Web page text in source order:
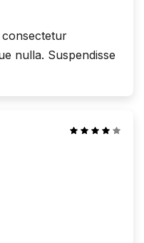
nulla. Suspendisse